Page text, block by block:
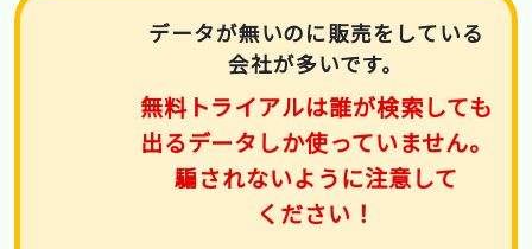
データが無いのに販売をしている
会社が多いです。
無料トライアルは誰が検索しても
出るデータしか使っていません。
騙されないように注意して
ください！